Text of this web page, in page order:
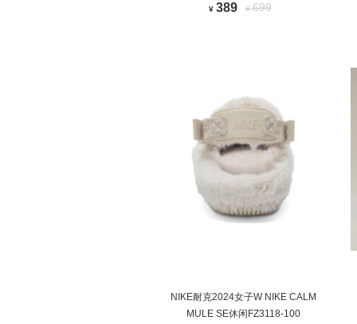
¥ 389 ¥699
NIKE耐克2024女子W NIKE CALM
MULE SE休闲FZ3118-100